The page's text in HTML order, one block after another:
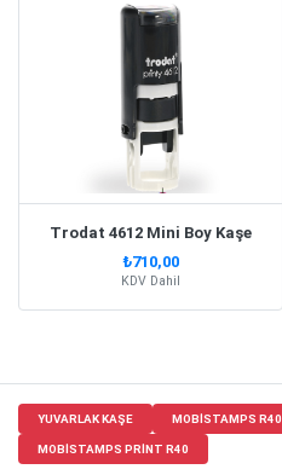
Trodat 4612 Mini Boy Kaşe
₺710,00
KDV Dahil
YUVARLAK KAŞE MOBISTAMPS R40
MOBISTAMPS PRINT R40